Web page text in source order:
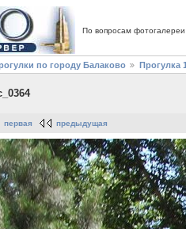
По вопросам
по городу Балаково Прогулка
первая предыдущая